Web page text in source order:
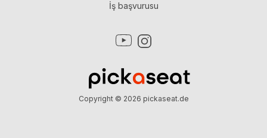
İş başvurusu
Copyright © 2026 pickaseat.de